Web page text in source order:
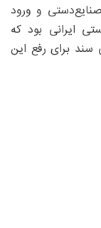
و ورود
ایرانی بود که
سند برای رفع این